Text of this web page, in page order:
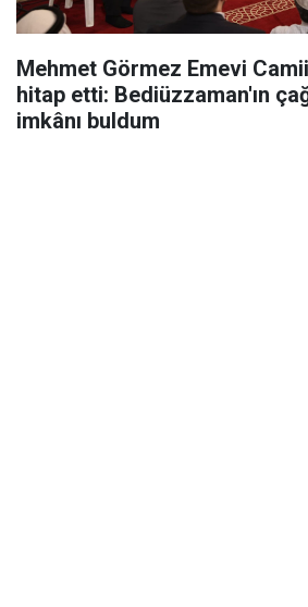
Mehmet Görmez Emevi
hitap etti: Bediüzzaman'ın
imkânı buldum